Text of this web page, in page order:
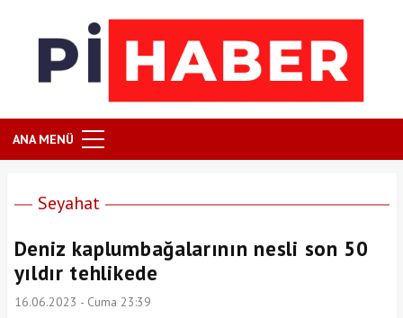
ANA MENÜ
Seyahat
Deniz kaplumbağalarının nesli son 50
yıldır tehlikede
16.06.2023 - Cuma 23:39